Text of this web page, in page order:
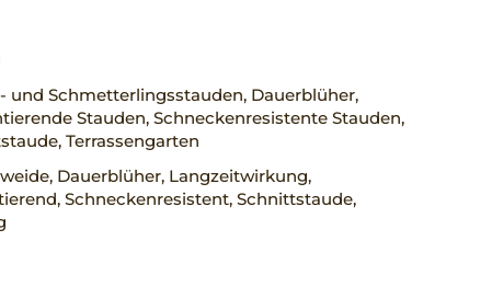
und Schmetterlingsstauden, Dauerblüher,
Stauden, Schneckenresistente Stauden,
Terrassengarten
Dauerblüher, Langzeitwirkung,
Schneckenresistent, Schnittstaude,